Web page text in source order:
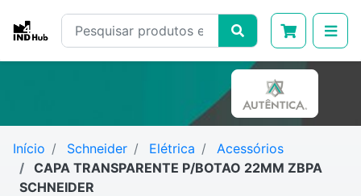
Início Schneider Elétrica
Acessórios
CAPA TRANSPARENTE P/BOTAO 22MM ZBPA
SCHNEIDER